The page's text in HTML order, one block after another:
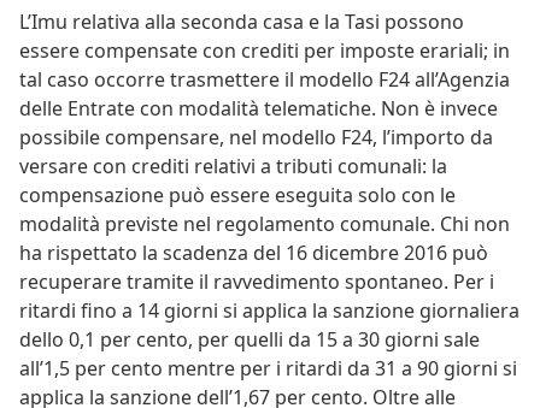
L’Imu relativa alla seconda casa e la Tasi possono
essere compensate con crediti per imposte erariali; in
tal caso occorre trasmettere il modello F24 all’Agenzia
delle Entrate con modalità telematiche. Non è invece
possibile compensare, nel modello F24, l’importo da
versare con crediti relativi a tributi comunali: la
compensazione può essere eseguita solo con le
modalità previste nel regolamento comunale. Chi non
ha rispettato la scadenza del 16 dicembre 2016 può
recuperare tramite il ravvedimento spontaneo. Per i
ritardi fino a 14 giorni si applica la sanzione giornaliera
dello 0,1 per cento, per quelli da 15 a 30 giorni sale
all’1,5 per cento mentre per i ritardi da 31 a 90 giorni si
applica la sanzione dell’1,67 per cento. Oltre alle